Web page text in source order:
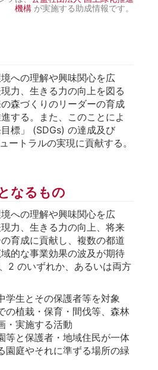
機構 が実施する助成情報です。
への理解や興味関心を広
力、生きる力の向上を図る
森づくりのリーダーの育成
する。また、このことによ
標」 (SDGs) の達成及び
ートラルの実現に貢献する。
なるもの
への理解や興味関心を広
力、生きる力の向上、将来
育成に貢献し、複数の都道
的な事業効果の波及が期待
2 のいずれか、あるいは両方
学生とその保護者等を対象
の植栽・保育・間伐等、森林
・実施する活動
等と保護者・地域住民が一体
園庭やそれに準ずる場所の緑